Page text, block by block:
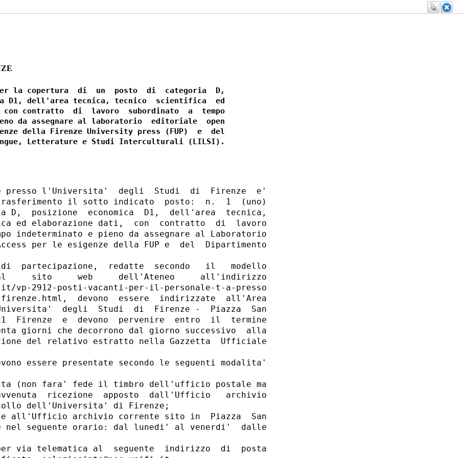
la copertura  di  un  posto  di  categoria  D,
D1, dell'area tecnica, tecnico  scientifica  ed
con contratto  di  lavoro  subordinato  a  tempo
da assegnare al laboratorio  editoriale  open
della Firenze University press (FUP)  e  del
presso l'Universita'  degli  Studi  di  Firenze  e'
il sotto indicato  posto:  n.  1  (uno)
D,  posizione  economica  D1,  dell'area  tecnica,
ed elaborazione dati,  con  contratto  di  lavoro
indeterminato e pieno da assegnare al Laboratorio
per le esigenze della FUP e  del  Dipartimento
partecipazione,  redatte  secondo   il   modello
sito     web     dell'Ateneo     all'indirizzo
vp-2912-posti-vacanti-per-il-personale-t-a-presso
devono  essere  indirizzate  all'Area
degli  Studi  di  Firenze -  Piazza  San
Firenze  e  devono  pervenire  entro  il  termine
giorni che decorrono dal giorno successivo  alla
del relativo estratto nella Gazzetta  Ufficiale
essere presentate secondo le seguenti modalita'
(non fara' fede il timbro dell'ufficio postale ma
ricezione  apposto  dall'Ufficio   archivio
dell'Universita' di Firenze;
all'Ufficio archivio corrente sito in  Piazza  San
nel seguente orario: dal lunedi' al venerdi'  dalle
via telematica al  seguente  indirizzo  di  posta